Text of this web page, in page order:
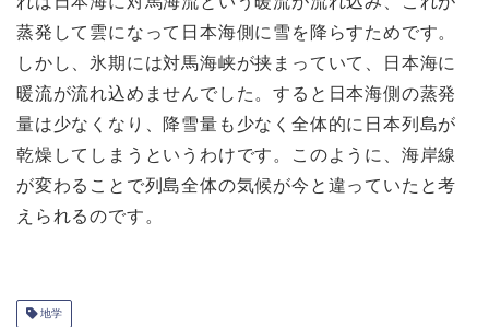
蒸発して雲になって日本海側に雪を降らすためです。
しかし、氷期には対馬海峡が挟まっていて、日本海に
暖流が流れ込めませんでした。すると日本海側の蒸発
量は少なくなり、降雪量も少なく全体的に日本列島が
乾燥してしまうというわけです。このように、海岸線
が変わることで列島全体の気候が今と違っていたと考
えられるのです。
地学